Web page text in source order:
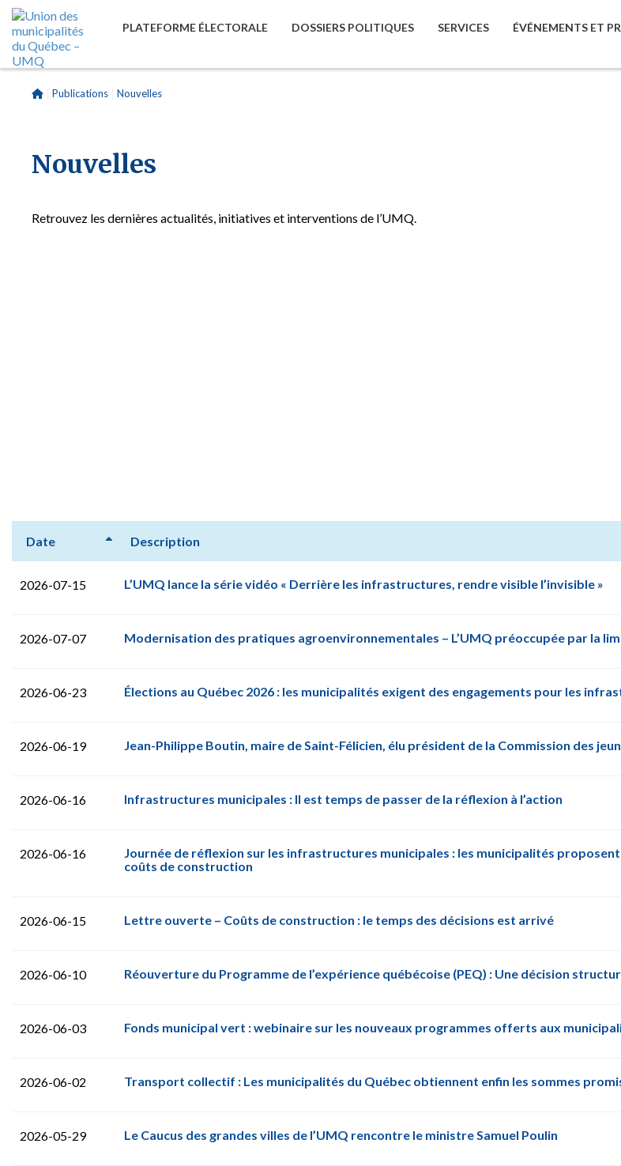
PLATEFORME ÉLECTORALE DOSSIERS POLITIQUES SERVICES ÉVÉNEMENTS ET
Publications Nouvelles
Nouvelles
Retrouvez les dernières actualités, initiatives et interventions de l’UMQ.
Date Description
2026-07-15 L’UMQ lance la série vidéo « Derrière les infrastructures, rendre visible l’invisible »
2026-07-07 Modernisation des pratiques agroenvironnementales – L’UMQ préoccupée par la
2026-06-23 Élections au Québec 2026 : les municipalités exigent des engagements pour les
2026-06-19 Jean-Philippe Boutin, maire de Saint-Félicien, élu président de la Commission des
2026-06-16 Infrastructures municipales : Il est temps de passer de la réflexion à l’action
2026-06-16
Journée de réflexion sur les infrastructures municipales : les municipalités
coûts de construction
2026-06-15 Lettre ouverte – Coûts de construction : le temps des décisions est arrivé
2026-06-10 Réouverture du Programme de l’expérience québécoise (PEQ) : Une décision
2026-06-03 Fonds municipal vert : webinaire sur les nouveaux programmes offerts aux
2026-06-02 Transport collectif : Les municipalités du Québec obtiennent enfin les sommes
2026-05-29 Le Caucus des grandes villes de l’UMQ rencontre le ministre Samuel Poulin